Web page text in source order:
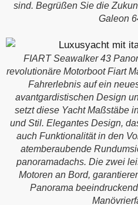
sind. Begrüßen Sie die
Galeon
FIART Seawalker 43
revolutionäre Motorboot Fiart
Fahrerlebnis auf ein
avantgardistischen Design
setzt diese Yacht Maßstäbe
und Stil. Elegantes Design,
auch Funktionalität in den
atemberaubende
panoramadachs. Die zwei
Motoren an Bord,
Panorama